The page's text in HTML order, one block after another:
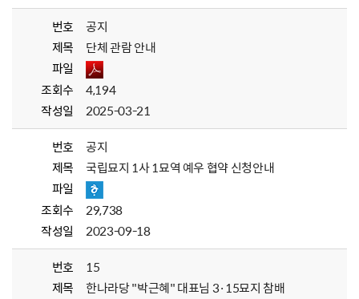
번호
공지
제목
단체 관람 안내
파일
조회수
4,194
작성일
2025-03-21
번호
공지
제목
국립묘지 1사 1묘역 예우 협약 신청안내
파일
조회수
29,738
작성일
2023-09-18
번호
15
제목
한나라당 "박근혜" 대표님 3·15묘지 참배